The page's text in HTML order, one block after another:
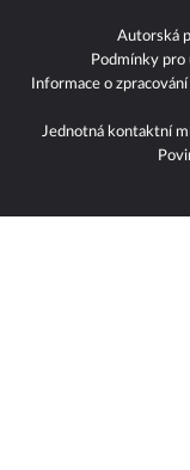
Autorská
Podmínky pro
Informace o
Jednotná kontaktní